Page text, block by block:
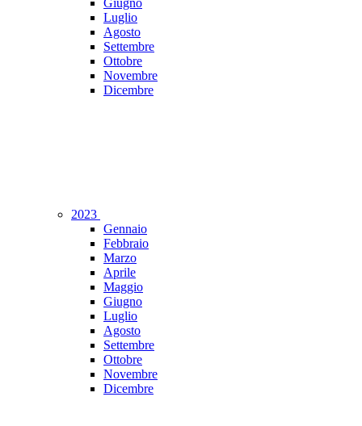
Giugno
Luglio
Agosto
Settembre
Ottobre
Novembre
Dicembre
2023
Gennaio
Febbraio
Marzo
Aprile
Maggio
Giugno
Luglio
Agosto
Settembre
Ottobre
Novembre
Dicembre